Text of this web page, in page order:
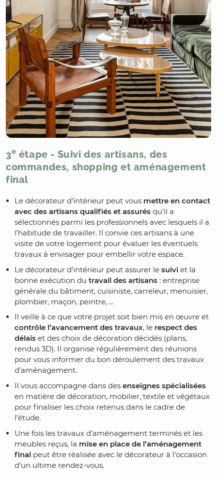
3e étape - Suivi des artisans, des
commandes, shopping et aménagement
final
Le décorateur d’intérieur peut vous mettre en contact
avec des artisans qualifiés et assurés qu’il a
sélectionnés parmi les professionnels avec lesquels il a
l’habitude de travailler. Il convie ces artisans à une
visite de votre logement pour évaluer les éventuels
travaux à envisager pour embellir votre espace.
Le décorateur d’intérieur peut assurer le suivi et la
bonne exécution du travail des artisans : entreprise
générale du bâtiment, cuisiniste, carreleur, menuisier,
plombier, maçon, peintre, ...
Il veille à ce que votre projet soit bien mis en œuvre et
contrôle l’avancement des travaux, le respect des
délais et des choix de décoration décidés (plans,
rendus 3D). Il organise régulièrement des réunions
pour vous informer du bon déroulement des travaux
d’aménagement.
Il vous accompagne dans des enseignes spécialisées
en matière de décoration, mobilier, textile et végétaux
pour finaliser les choix retenus dans le cadre de
l’étude.
Une fois les travaux d’aménagement terminés et les
meubles reçus, la mise en place de l’aménagement
final peut être réalisée avec le décorateur à l’occasion
d’un ultime rendez-vous.